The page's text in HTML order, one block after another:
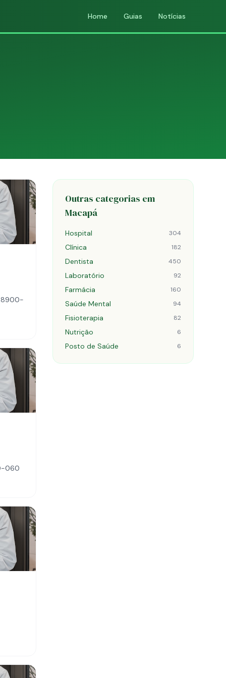
Home Guias Notícias
060
Outras categorias em
Macapá
Hospital 304
Clínica 182
Dentista 450
Laboratório 92
Farmácia 160
Saúde Mental 94
Fisioterapia 82
Nutrição 6
Posto de Saúde 6